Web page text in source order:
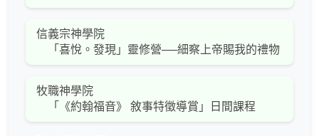
信義宗神學院
「喜悅。發現」靈修營──細察上帝賜我的禮物
牧職神學院
「《約翰福音》 敘事特徵導賞」日間課程